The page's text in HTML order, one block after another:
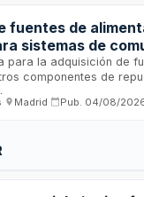
de responsabilidad
fuentes de
sistemas de
para la adquisición de
componentes de
operados
tiene una duración de
El adjudicatario
y cumplir con
para los
Madrid Pub. 04/08/